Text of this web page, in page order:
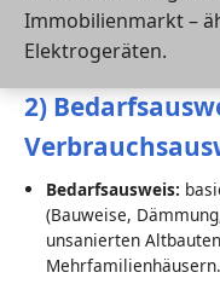
Immobilienmarkt –
Elektrogeräten.
2)
Bedarfsausweis:
(Bauweise,
unsanierten
Mehrfamilienhäusern.